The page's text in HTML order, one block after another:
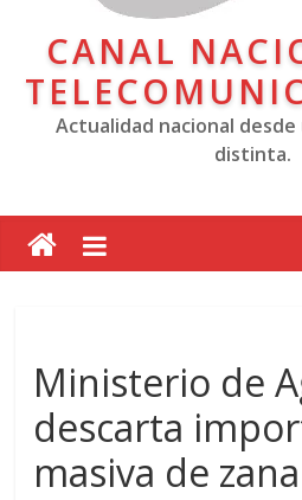
CANAL
Actualidad nacional
distinta.
Ministerio de
descarta
masiva de